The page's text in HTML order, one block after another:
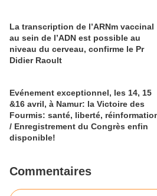
La transcription de l’ARNm vaccinal
au sein de l’ADN est possible au
niveau du cerveau, confirme le Pr
Didier Raoult
Evénement exceptionnel, les 14, 15
&16 avril, à Namur: la Victoire des
Fourmis: santé, liberté,
/ Enregistrement du Congrès enfin
disponible!
Commentaires